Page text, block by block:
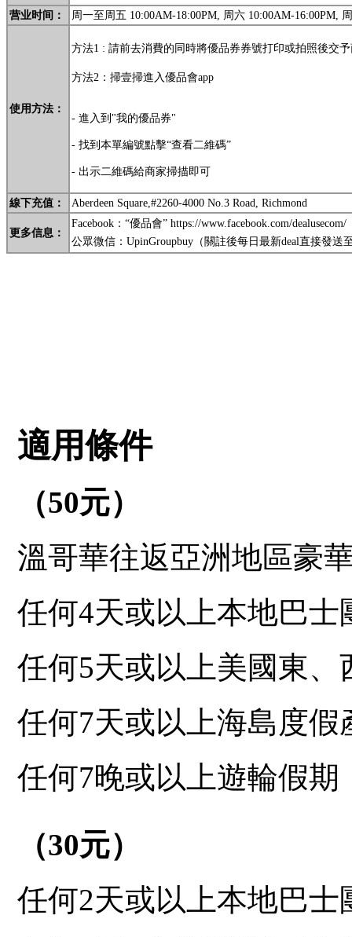
营业时间： 周一至周五 10:00AM-18:00PM, 周六 10:00AM-16:00PM,
使用方法：
方法1 : 請前去消費的同時將優品券券號打印或拍照後交
方法2：掃壹掃進入優品會app
- 進入到"我的優品券"
- 找到本單編號點擊“查看二維碼”
- 出示二維碼給商家掃描即可
線下充值 ： Aberdeen Square,#2260-4000 No.3 Road, Richmond
更多信息 ：
Facebook：“優品會” https://www.facebook.com/dealusecom/
公眾微信： UpinGroupbuy （關註後每日最新deal直接發送
適用條件
（50元）
溫哥華往返亞洲地區豪
任何4天或以上本地巴士
任何5天或以上美國東
任何7天或以上海島度假
任何7晚或以上遊輪假期
（30元）
任何2天或以上本地巴士